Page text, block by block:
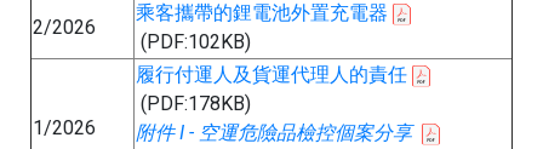
2/2026
乘客攜帶的鋰電池外置充電器
(PDF:102KB)
1/2026
履行付運人及貨運代理人的責任
(PDF:178KB)
附件 I - 空運危險品檢控個案分享